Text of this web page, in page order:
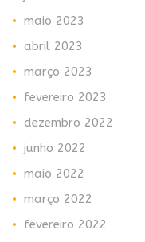
maio 2023
abril 2023
março 2023
fevereiro 2023
dezembro 2022
junho 2022
maio 2022
março 2022
fevereiro 2022